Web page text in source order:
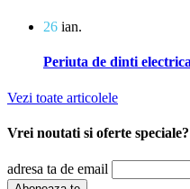
26 ian.
Periuta de dinti
Vezi toate articolele
Vrei noutati si oferte speciale?
adresa ta de email